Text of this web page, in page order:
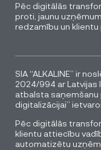
Pēc digitālās
proti, jaunu
redzamību un
SIA “ALKALINE” ir
2024/994 ar
atbalsta saņemšanu
digitalizācijai”
Pēc digitālās
klientu attiecību
automatizētu